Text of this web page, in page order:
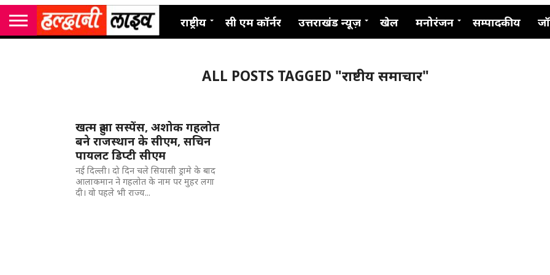
राष्ट्रीय सी एम कॉर्नर उत्तराखंड न्यूज़ खेल मनोरंजन सम्पादकीय
ALL POSTS TAGGED "राष्टीय समाचार"
खत्म हुआ सस्पेंस, अशोक गहलोत
बने राजस्थान के सीएम, सचिन
पायलट डिप्टी सीएम
नई दिल्ली। दो दिन चले सियासी ड्रामे के बाद
आलाकमान ने गहलोत के नाम पर मुहर लगा
दी। वो पहले भी राज्य...